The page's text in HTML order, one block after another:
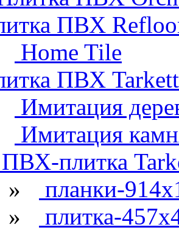
ПВХ
Home Tile
ПВХ Tarkett
Имитация
Имитация
ПВХ-плитка
»
планки-
»
плитка-